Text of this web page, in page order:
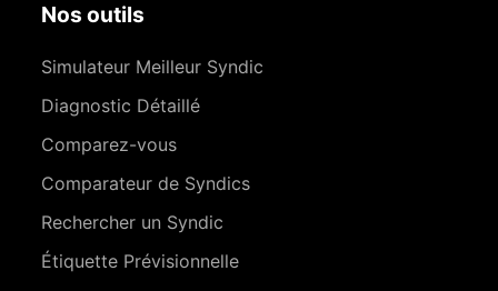
Nos outils
Simulateur Meilleur Syndic
Diagnostic Détaillé
Comparez-vous
Comparateur de Syndics
Rechercher un Syndic
Étiquette Prévisionnelle